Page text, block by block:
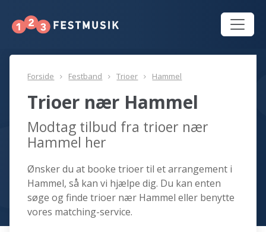
Forside Festband Trioer Hammel
Trioer nær Hammel
Modtag tilbud fra trioer nær
Hammel her
Ønsker du at booke trioer til et arrangement i
Hammel, så kan vi hjælpe dig. Du kan enten
søge og finde trioer nær Hammel eller benytte
vores matching-service.